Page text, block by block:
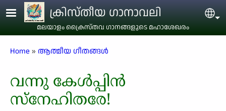
Skip to main contentക്രിസ്തീയ ഗാനാവലി
മലയാളം ക്രൈസ്തവ ഗാനങ്ങളുടെ മഹാശേഖരം
Breadcrumb
Home ആത്മീയ ഗീതങ്ങൾ
വന്നു കേൾപ്പിൻ
സ്നേഹിതരേ!